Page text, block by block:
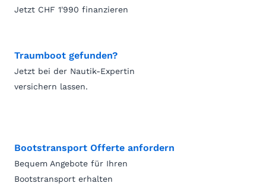
Jetzt CHF 1'990 finanzieren
Traumboot gefunden?
Jetzt bei der Nautik-Expertin
versichern lassen.
Bootstransport Offerte anfordern
Bequem Angebote für Ihren
Bootstransport erhalten